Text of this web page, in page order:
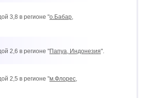
3,8 в регионе "о.Бабар,
2,6 в регионе "Папуа, Индонезия".
2,5 в регионе "м.Флорес,